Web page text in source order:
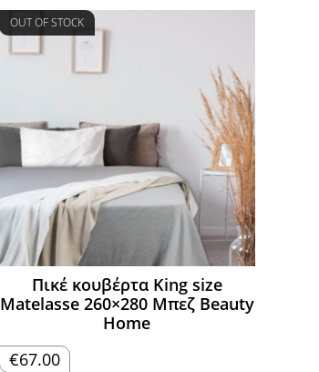
OUT OF STOCK
Πικέ κουβέρτα King size
Matelasse 260×280 Μπεζ Beauty
Home
€67.00